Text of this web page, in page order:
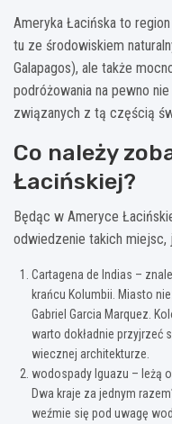
Ameryka Łacińska to
tu ze środowiskiem
Galapagos), ale także
podróżowania na pewno
związanych z tą częścią
Co należy
Łacińskiej?
Będąc w Ameryce
odwiedzenie takich miejsc,
Cartagena de Indias –
krańcu Kolumbii. Miasto
Gabriel Garcia Marquez.
warto dokładnie przyjrzeć
wiecznej architekturze.
wodospady Iguazu – leżą
Dwa kraje za jednym
weźmie się pod uwagę